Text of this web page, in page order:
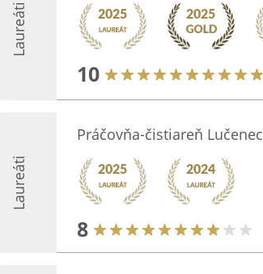
Laureáti
10
Laureáti
Práčovňa-čistiareň Lučenec
8